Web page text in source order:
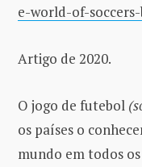
e-world-of-
Artigo de 2020.
O jogo de futebol
os países o
mundo em todos